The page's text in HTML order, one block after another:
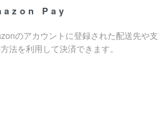
Pay
のアカウントに登録された配送先や支
法を利用して決済できます。